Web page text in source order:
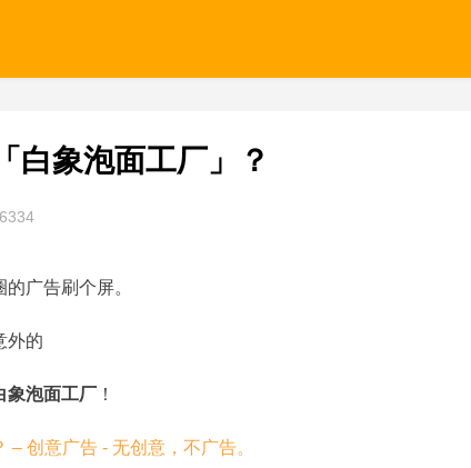
白象泡面工厂」？
广告刷个屏。
外的
象泡面工厂 ！